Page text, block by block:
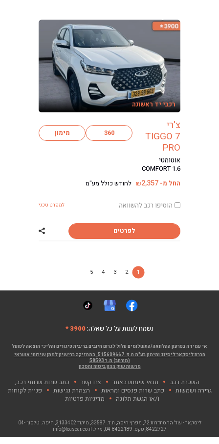
רכבי יד ראשונה
צ'רי
TIGGO 7
PRO
אוטומטי
COMFORT 1.6
360 מימון
החל מ- ₪2,357 לחודש כולל מע"מ
הוסיפו רכב להשוואה למפרט טכני
לפרטים שתף רכב צ'רי TIGGO 7 PRO
1
2
3
4
5
נשמח לענות על כל שאלה:3900 *
אי עמידה בפרעון ההלוואה/התשלומים עלול לגרום חיובים בריבית פיגורים והליכי הוצאה לפועל
חברת ליסקאר ליסינג ומימון בע"מ ח.פ. 515609667, המחזיקה ברישיון למתן שירותי אשראי
(מורחב) מ.ר 58593
מרשות שוק ההון ביטוח וחסכון
השכרת רכב תנאי שימוש באתר צרו קשר
כתב שרות שרותי רכב,
גרירה ושמשות
כתב שרות פנסים ומראות הצהרת נגישות
פניית לקוחות
ו/או הגשת תלונה
מדיניות פרטיות
ליסקאר - שד' ההסתדרות 72, מפרץ חיפה , ת.ד. 33587, מיקוד 3133402, חיפה. טלפון:
04-
8422727, פקס: 04-8422189, מייל: info@leascar.co.il